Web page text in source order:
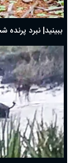
ببینید| نبرد